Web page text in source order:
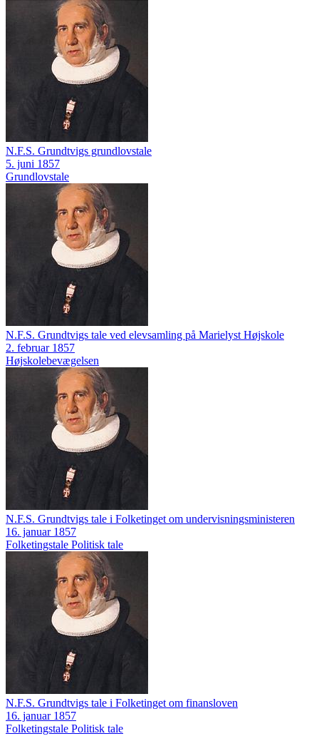
N.F.S. Grundtvigs grundlovstale
5. juni 1857
Grundlovstale
N.F.S. Grundtvigs tale ved elevsamling på Marielyst Højskole
2. februar 1857
Højskolebevægelsen
N.F.S. Grundtvigs tale i Folketinget om undervisningsministeren
16. januar 1857
Folketingstale Politisk tale
N.F.S. Grundtvigs tale i Folketinget om finansloven
16. januar 1857
Folketingstale Politisk tale